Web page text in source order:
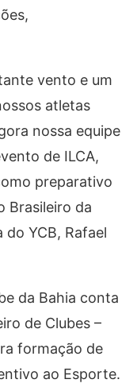
vento e um
atletas
nossa equipe
de ILCA,
preparativo
Brasileiro da
do YCB, Rafael
da Bahia conta
de Clubes –
formação de
ao Esporte.